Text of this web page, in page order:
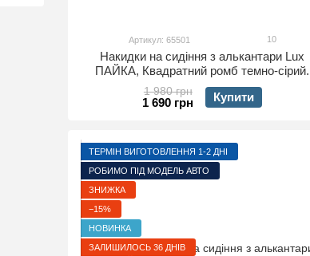
Артикул: 65501 10
Накидки на сидіння з алькантари Lux
ПАЙКА, Квадратний ромб темно-сірий.
Преміум+. Передній комплект
1 980 грн
1 690 грн Купити
ТЕРМІН ВИГОТОВЛЕННЯ 1-2 ДНІ
РОБИМО ПІД МОДЕЛЬ АВТО
ЗНИЖКА
−15%
НОВИНКА
ЗАЛИШИЛОСЬ 36 ДНІВ